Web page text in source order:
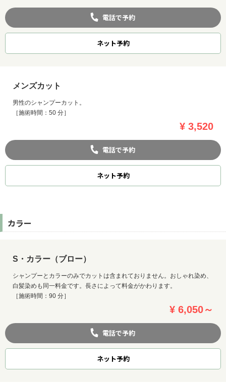
電話で予約
ネット予約
メンズカット
男性のシャンプーカット。
［施術時間：50 分］
¥ 3,520
電話で予約
ネット予約
カラー
S・カラー（ブロー）
シャンプーとカラーのみでカットは含まれておりません。おしゃれ染め、
白髪染めも同一料金です。長さによって料金がかわります。
［施術時間：90 分］
¥ 6,050～
電話で予約
ネット予約